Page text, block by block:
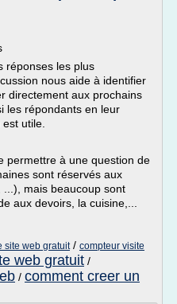
réponses les plus
nous aide à identifier
directement aux prochains
les répondants en leur
utile.
permettre à une question de
sont réservés aux
mais beaucoup sont
aux devoirs, la cuisine,...
site web gratuit/ compteur visite
web gratuit /
/ comment creer un